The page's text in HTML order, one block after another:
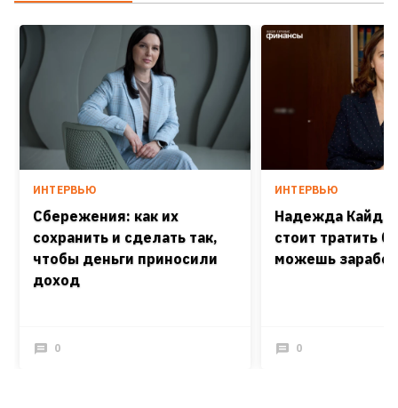
ИНТЕРВЬЮ
Сбережения: как их
сохранить и сделать так,
чтобы деньги приносили
доход
0
ИНТЕРВЬЮ
Надежда
стоит тратить
можешь
0